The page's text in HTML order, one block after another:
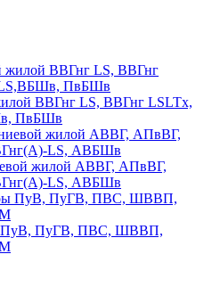
ВВГнг LS, ВВГнг LSLTx,
ПвБШв
жилой АВВГ, АПвВГ,
LS, АВБШв
ПуВ, ПуГВ, ПВС, ШВВП,